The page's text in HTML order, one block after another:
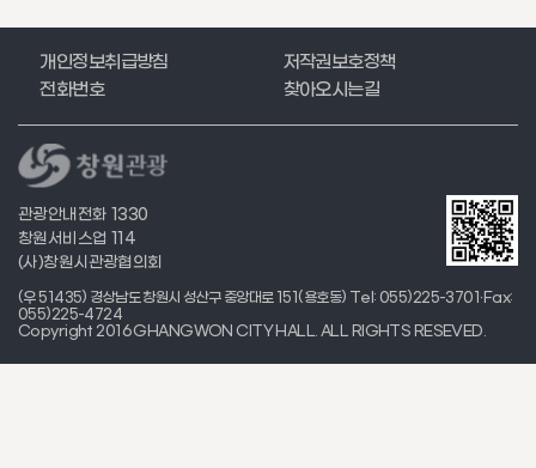
개인정보취급방침
저작권보호정책
전화번호
찾아오시는길
(우 51435) 경상남도 창원시 성산구 중앙대로 151(용호동) Tel: 055)225-3701·Fax:
055)225-4724
Copyright 2016 GHANGWON CITY HALL. ALL RIGHTS RESEVED.
관광안내전화 1330
창원서비스업 114
(사)창원시관광협의회